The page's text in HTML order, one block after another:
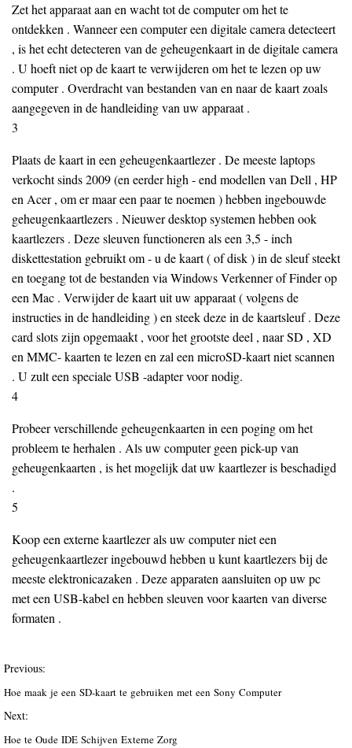
Zet het apparaat aan en wacht tot de computer om het te
ontdekken . Wanneer een computer een digitale camera detecteert
, is het echt detecteren van de geheugenkaart in de digitale camera
. U hoeft niet op de kaart te verwijderen om het te lezen op uw
computer . Overdracht van bestanden van en naar de kaart zoals
aangegeven in de handleiding van uw apparaat .
3
Plaats de kaart in een geheugenkaartlezer . De meeste laptops
verkocht sinds 2009 (en eerder high - end modellen van Dell , HP
en Acer , om er maar een paar te noemen ) hebben ingebouwde
geheugenkaartlezers . Nieuwer desktop systemen hebben ook
kaartlezers . Deze sleuven functioneren als een 3,5 - inch
diskettestation gebruikt om - u de kaart ( of disk ) in de sleuf steekt
en toegang tot de bestanden via Windows Verkenner of Finder op
een Mac . Verwijder de kaart uit uw apparaat ( volgens de
instructies in de handleiding ) en steek deze in de kaartsleuf . Deze
card slots zijn opgemaakt , voor het grootste deel , naar SD , XD
en MMC- kaarten te lezen en zal een microSD-kaart niet scannen
. U zult een speciale USB -adapter voor nodig.
4
Probeer verschillende geheugenkaarten in een poging om het
probleem te herhalen . Als uw computer geen pick-up van
geheugenkaarten , is het mogelijk dat uw kaartlezer is beschadigd
.
5
Koop een externe kaartlezer als uw computer niet een
geheugenkaartlezer ingebouwd hebben u kunt kaartlezers bij de
meeste elektronicazaken . Deze apparaten aansluiten op uw pc
met een USB-kabel en hebben sleuven voor kaarten van diverse
formaten .
Previous:
Hoe maak je een SD-kaart te gebruiken met een Sony Computer
Next:
Hoe te Oude IDE Schijven Externe Zorg